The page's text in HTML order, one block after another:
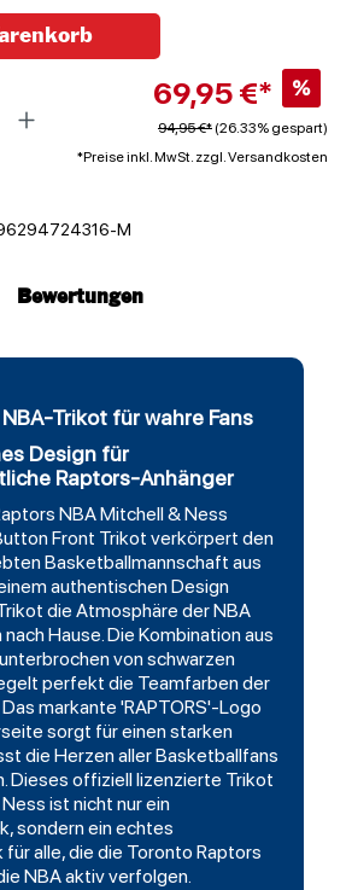
69,95 €* %
94,95 €* (26.33% gespart)
*Preise inkl. MwSt. zzgl. Versandkosten
M
Bewertungen
Trikot für wahre Fans
Design für
Raptors-Anhänger
NBA Mitchell & Ness
Front Trikot verkörpert den
Basketballmannschaft aus
authentischen Design
die Atmosphäre der NBA
Hause. Die Kombination aus
von schwarzen
perfekt die Teamfarben der
markante 'RAPTORS'-Logo
sorgt für einen starken
die Herzen aller Basketballfans
Dieses offiziell lizenzierte Trikot
ist nicht nur ein
sondern ein echtes
alle, die die Toronto Raptors
NBA aktiv verfolgen.